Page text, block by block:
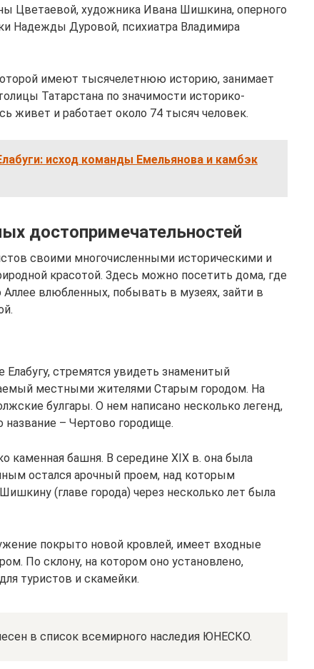
Цветаевой, художника Ивана Шишкина, оперного
Надежды Дуровой, психиатра Владимира
имеют тысячелетнюю историю, занимает
Татарстана по значимости историко-
живет и работает около 74 тысяч человек.
исход команды Емельянова и камбэк
достопримечательностей
своими многочисленными историческими и
красотой. Здесь можно посетить дома, где
влюбленных, побывать в музеях, зайти в
стремятся увидеть знаменитый
местными жителями Старым городом. На
булгары. О нем написано несколько легенд,
– Чертово городище.
каменная башня. В середине XIX в. она была
остался арочный проем, над которым
(главе города) через несколько лет была
покрыто новой кровлей, имеет входные
По склону, на котором оно установлено,
туристов и скамейки.
в список всемирного наследия ЮНЕСКО.